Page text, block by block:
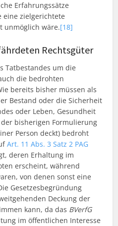
Erfahrungssätze
eine zielgerichtete
unmöglich wäre.[18]
Rechtsgüter
Tatbestandes um die
die bedrohten
bereits bisher müssen als
Bestand oder die Sicherheit
oder Leben, Gesundheit
bisherigen Formulierung
Person deckt) bedroht
Art. 11 Abs. 3 Satz 2 PAG
deren Erhaltung im
erscheint, während
von denen sonst eine
Gesetzesbegründung
Deckung der
kann, da das BVerfG
im öffentlichen Interesse